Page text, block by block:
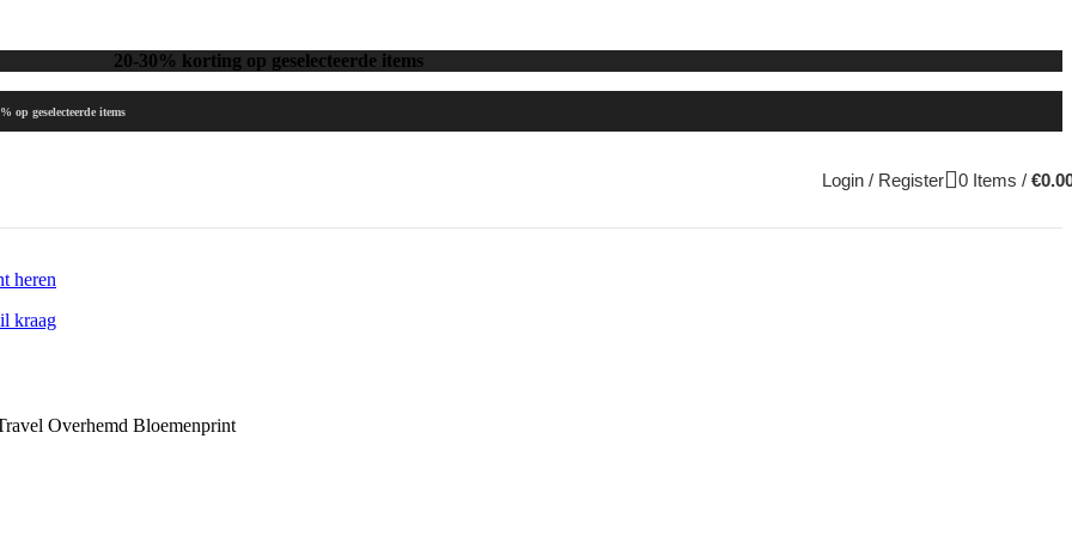
20-30% korting op geselecteerde items
geselecteerde items
Login / Register 0 Items / €
Overhemd Bloemenprint